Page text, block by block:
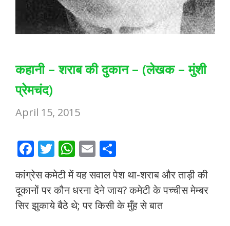
कहानी – शराब की दुकान – (लेखक – मुंशी
प्रेमचंद)
April 15, 2015
F
e
b
o
T
w
itt
er
W
at
s
A
E
ai
l
ar
e
कांग्रेस कमेटी में यह सवाल पेश था-शराब और ताड़ी की
दूकानों पर कौन धरना देने जाय? कमेटी के पच्चीस मेम्बर
सिर झुकाये बैठे थे; पर किसी के मुँह से बात